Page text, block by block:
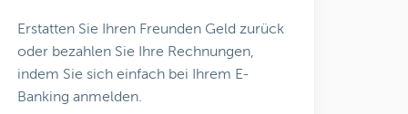
Erstatten Sie Ihren Freunden Geld zurück
oder bezahlen Sie Ihre Rechnungen,
indem Sie sich einfach bei Ihrem E-
Banking anmelden.